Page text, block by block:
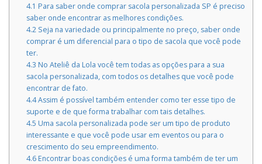
4.1 Para saber onde comprar sacola personalizada SP é preciso
saber onde encontrar as melhores condições.
4.2Seja na variedade ou principalmente no preço, saber onde
comprar é um diferencial para o tipo de sacola que você pode
ter.
4.3 No Ateliê da Lola você tem todas as opções para a sua
sacola personalizada, com todos os detalhes que você pode
encontrar de fato.
4.4Assim é possível também entender como ter esse tipo de
suporte e de que forma trabalhar com tais detalhes.
4.5 Uma sacola personalizada pode ser um tipo de produto
interessante e que você pode usar em eventos ou para o
crescimento do seu empreendimento.
4.6Encontrar boas condições é uma forma também de ter um